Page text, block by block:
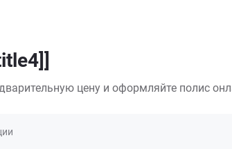
цену и оформляйте полис